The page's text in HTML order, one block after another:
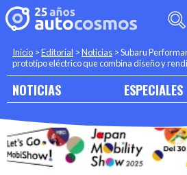
Inicio >Editorial >Noticias >Subaru
prototipo eléctrico que combina diseño y
NOTICIAS ESPECIALES